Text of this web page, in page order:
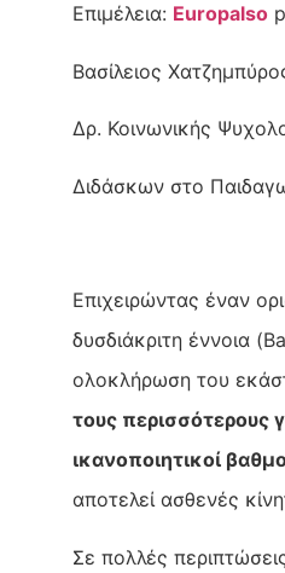
Επιμέλεια: Europalso
Βασίλειος
Δρ. Κοινωνικής
Διδάσκων στο
Επιχειρώντας έναν
δυσδιάκριτη έννοια
ολοκλήρωση του
τους περισσότερους
ικανοποιητικοί
αποτελεί ασθενές
Σε πολλές